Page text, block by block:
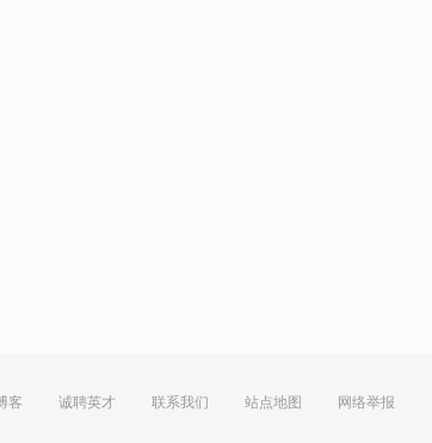
客 诚聘英才 联系我们 站点地图 网络举报